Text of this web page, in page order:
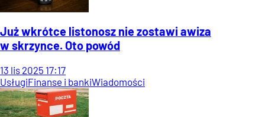
Już wkrótce listonosz nie zostawi awiza
w skrzynce. Oto powód
13 lis 2025 17:17
UsługiFinanse i bankiWiadomości